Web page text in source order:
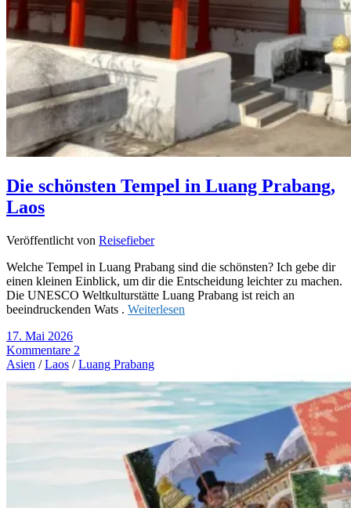
Die schönsten Tempel in Luang Prabang,
Laos
Veröffentlicht von Reisefieber
Welche Tempel in Luang Prabang sind die schönsten? Ich gebe dir
einen kleinen Einblick, um dir die Entscheidung leichter zu machen.
Die UNESCO Weltkulturstätte Luang Prabang ist reich an
beeindruckenden Wats . Weiterlesen
17. Mai 2026
Kommentare 2
Asien /Laos /Luang Prabang